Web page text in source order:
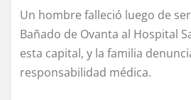
Un hombre falleció luego de
Bañado de Ovanta al Hospital
esta capital, y la familia
responsabilidad médica.